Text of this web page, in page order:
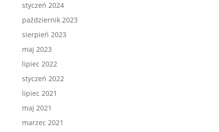
styczeń 2024
październik 2023
sierpień 2023
maj 2023
lipiec 2022
styczeń 2022
lipiec 2021
maj 2021
marzec 2021